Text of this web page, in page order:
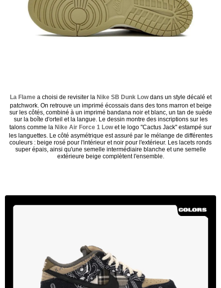
La Flamea choisi de revisiter la Nike SB Dunk Lowdans un style décalé et
patchwork. On retrouve un imprimé écossais dans des tons marron et beige
sur les côtés, combiné à un imprimé bandana noir et blanc, un tan de suède
sur la boîte d'orteil et la langue. Le dessin montre des inscriptions sur les
talons comme la Nike Air Force 1 Lowet le logo "Cactus Jack" estampé sur
les languettes. Le côté asymétrique est assuré par le mélange de différentes
couleurs : beige rosé pour l'intérieur et noir pour l'extérieur. Les lacets ronds
super épais, ainsi qu'une semelle intermédiaire blanche et une semelle
extérieure beige complètent l'ensemble.